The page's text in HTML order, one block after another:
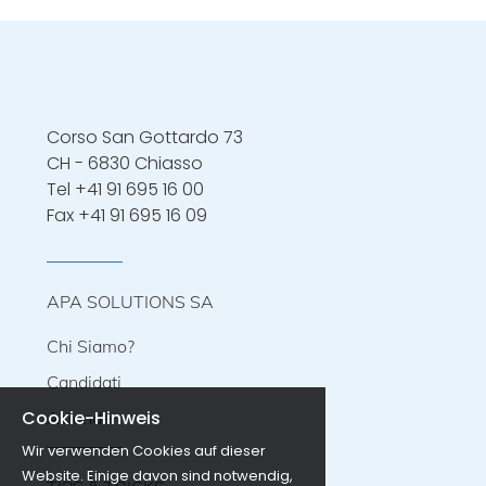
Corso San Gottardo 73
CH - 6830 Chiasso
Tel +41 91 695 16 00
Fax +41 91 695 16 09
APA SOLUTIONS SA
Chi Siamo?
Candidati
Aziende
Cookie-Hinweis
Wir verwenden Cookies auf dieser
Website. Einige davon sind notwendig,